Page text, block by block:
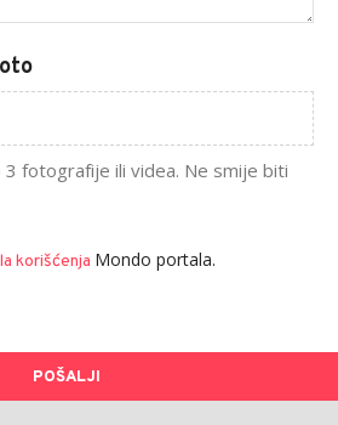
fotografije ili videa. Ne smije biti
korišćenja Mondo portala.
POŠALJI